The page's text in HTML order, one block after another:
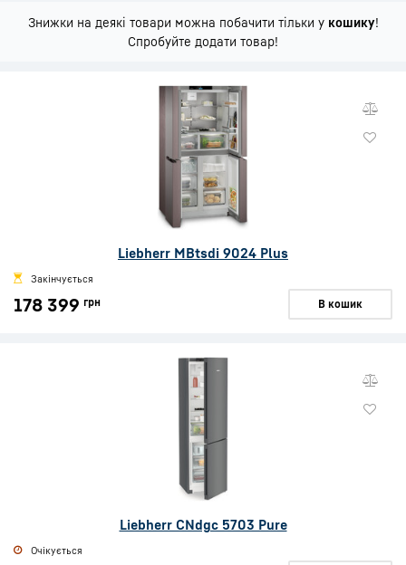
Знижки на деякі товари можна побачити тільки у кошику!
Спробуйте додати товар!
Liebherr MBtsdi 9024 Plus
Закінчується
178 399 грн В кошик
Liebherr CNdgc 5703 Pure
Очікується